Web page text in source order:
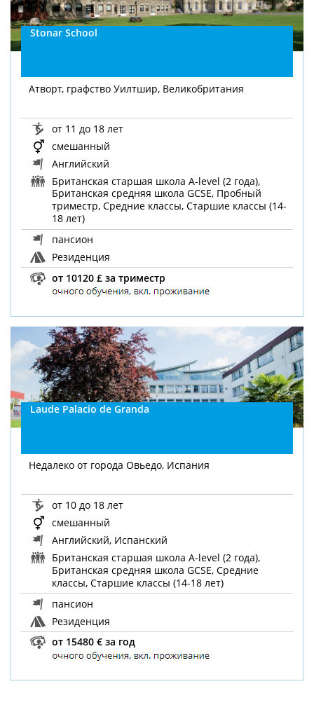
Stonar Sсhool
Атворт, графство Уилтшир, Великобритания
от 11 до 18 лет
смешанный
Английский
Британская старшая школа A-level (2 года),
Британская средняя школа GCSE, Пробный
триместр, Средние классы, Старшие классы (14-
18 лет)
пансион
Резиденция
от 10120 £ за триместр
Laude Palacio de Granda
Недалеко от города Овьедо, Испания
от 10 до 18 лет
смешанный
Английский, Испанский
Британская старшая школа A-level (2 года),
Британская средняя школа GCSE, Средние
классы, Старшие классы (14-18 лет)
пансион
Резиденция
от 15480 € за год